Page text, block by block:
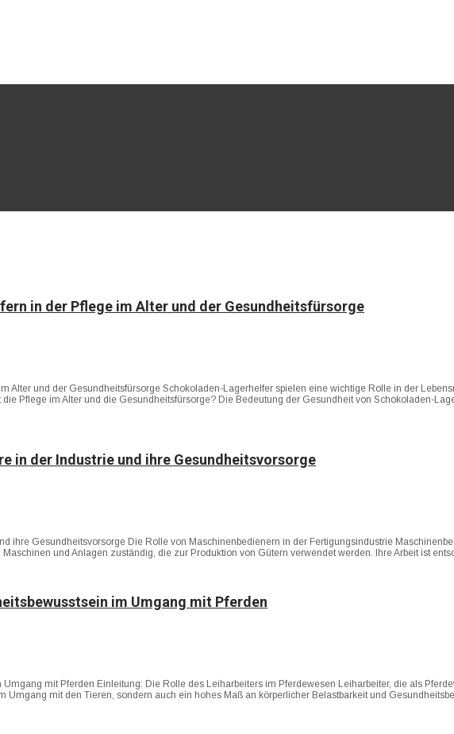
in der Pflege im Alter und der Gesundheitsfürsorge
Alter und der Gesundheitsfürsorge Schokoladen-Lagerhelfer spielen eine wichtige Rolle in der
Pflege im Alter und die Gesundheitsfürsorge? Die Bedeutung der Gesundheit von Schokoladen-
in der Industrie und ihre Gesundheitsvorsorge
ihre Gesundheitsvorsorge Die Rolle von Maschinenbedienern in der Fertigungsindustrie
und Anlagen zuständig, die zur Produktion von Gütern verwendet werden. Ihre Arbeit ist
im Umgang mit Pferden
mit Pferden Einleitung: Die Rolle des Leiharbeiters im Pferdewesen Leiharbeiter, die als
Umgang mit den Tieren, sondern auch ein hohes Maß an körperlicher Belastbarkeit und